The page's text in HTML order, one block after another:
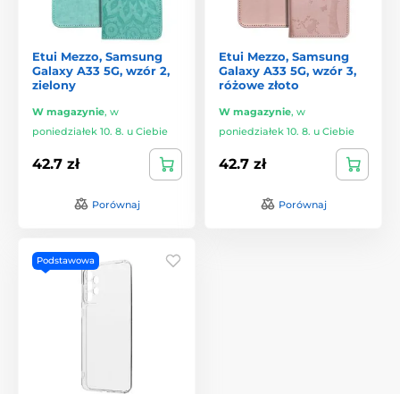
Etui Mezzo, Samsung
Galaxy A33 5G, wzór 2,
zielony
W magazynie, w
poniedziałek 10. 8. u Ciebie
42.7 zł
Porównaj
Etui Mezzo, Samsung
Galaxy A33 5G, wzór 3,
różowe złoto
W magazynie, w
poniedziałek 10. 8. u Ciebie
42.7 zł
Porównaj
Podstawowa